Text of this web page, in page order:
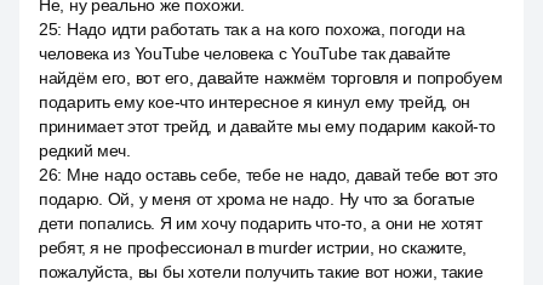
Не, ну реально же похожи.
25: Надо идти работать так а на кого похожа, погоди на
человека из YouTube человека с YouTube так давайте
найдём его, вот его, давайте нажмём торговля и попробуем
подарить ему кое-что интересное я кинул ему трейд, он
принимает этот трейд, и давайте мы ему подарим какой-то
редкий меч.
26: Мне надо оставь себе, тебе не надо, давай тебе вот это
подарю. Ой, у меня от хрома не надо. Ну что за богатые
дети попались. Я им хочу подарить что-то, а они не хотят
ребят, я не профессионал в murder истрии, но скажите,
пожалуйста, вы бы хотели получить такие вот ножи, такие